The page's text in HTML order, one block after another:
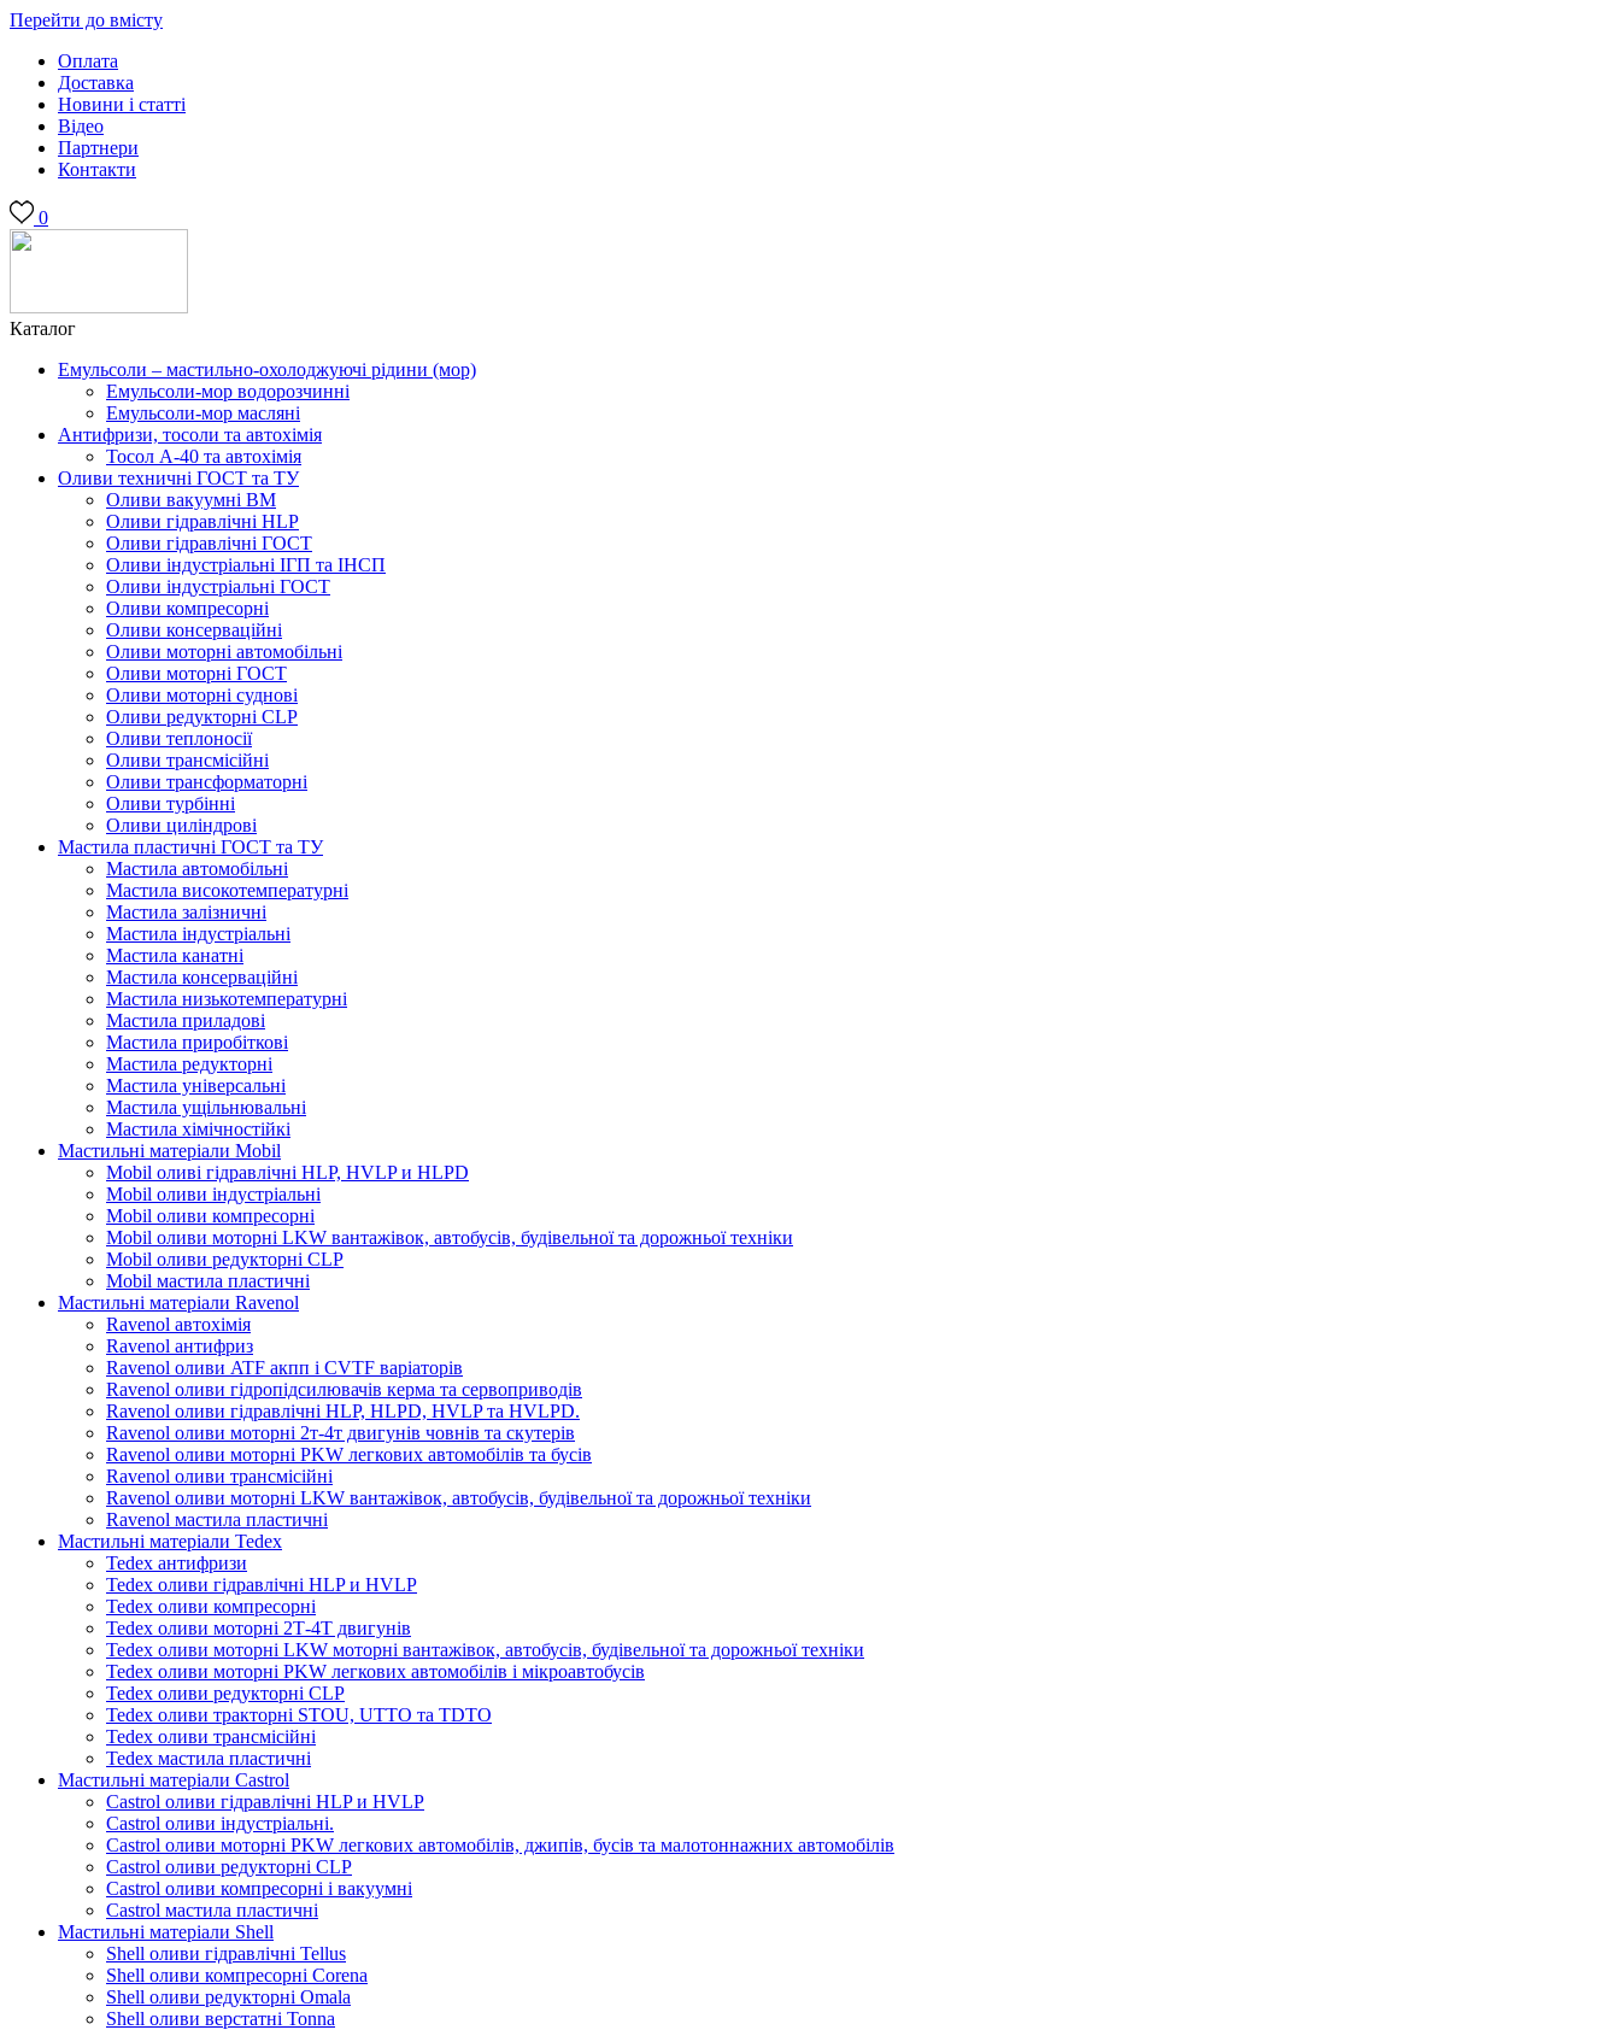
Перейти до вмісту
Оплата
Доставка
Новини і статті
Відео
Партнери
Контакти
0
Каталог
Емульсоли – мастильно-охолоджуючі рідини (мор)
Емульсоли-мор водорозчинні
Емульсоли-мор масляні
Антифризи, тосоли та автохімія
Тосол А-40 та автохімія
Оливи техничні ГОСТ та ТУ
Оливи вакуумні ВМ
Оливи гідравлічні HLP
Оливи гідравлічні ГОСТ
Оливи індустріальні ІГП та ІНСП
Оливи індустріальні ГОСТ
Оливи компресорні
Оливи консерваційні
Оливи моторні автомобільні
Оливи моторні ГОСТ
Оливи моторні суднові
Оливи редукторні CLP
Оливи теплоносії
Оливи трансмісійні
Оливи трансформаторні
Оливи турбінні
Оливи циліндрові
Мастила пластичні ГОСТ та ТУ
Мастила автомобільні
Мастила високотемпературні
Мастила залізничні
Мастила індустріальні
Мастила канатні
Мастила консерваційні
Мастила низькотемпературні
Мастила приладові
Мастила приробіткові
Мастила редукторні
Мастила універсальні
Мастила ущільнювальні
Мастила хімічностійкі
Мастильні матеріали Mobil
Mobil оливі гідравлічні HLP, HVLP и HLPD
Mobil оливи індустріальні
Mobil оливи компресорні
Mobil оливи моторні LKW вантажівок, автобусів, будівельної та дорожньої техніки
Mobil оливи редукторні CLP
Mobil мастила пластичні
Мастильні матеріали Ravenol
Ravenol автохімія
Ravenol антифриз
Ravenol оливи ATF акпп і CVTF варіаторів
Ravenol оливи гідропідсилювачів керма та сервоприводів
Ravenol оливи гідравлічні HLP, HLPD, HVLP та HVLPD.
Ravenol оливи моторні 2т-4т двигунів човнів та скутерів
Ravenol оливи моторні PKW легкових автомобілів та бусів
Ravenol оливи трансмісійні
Ravenol оливи моторні LKW вантажівок, автобусів, будівельної та дорожньої техніки
Ravenol мастила пластичні
Мастильні матеріали Tedex
Tedex антифризи
Tedex оливи гідравлічні HLP и HVLP
Tedex оливи компресорні
Tedex оливи моторні 2Т-4Т двигунів
Tedex оливи моторні LKW моторні вантажівок, автобусів, будівельної та дорожньої техніки
Tedex оливи моторні PKW легкових автомобілів і мікроавтобусів
Tedex оливи редукторні CLP
Tedex оливи тракторні STOU, UTTO та TDTO
Tedex оливи трансмісійні
Tedex мастила пластичні
Мастильні матеріали Castrol
Castrol оливи гідравлічні HLP и HVLP
Castrol оливи індустріальні.
Castrol оливи моторні PKW легкових автомобілів, джипів, бусів та малотоннажних автомобілів
Castrol оливи редукторні CLP
Castrol оливи компресорні і вакуумні
Castrol мастила пластичні
Мастильні матеріали Shell
Shell оливи гідравлічні Tellus
Shell оливи компресорні Corena
Shell оливи редукторні Omala
Shell оливи верстатні Tonna